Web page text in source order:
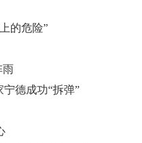
的危险”
雨
宁德成功“拆弹”